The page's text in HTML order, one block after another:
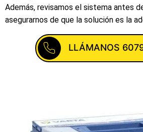
Además, revisamos el sistema antes
asegurarnos de que la solución es la
LLÁMANOS